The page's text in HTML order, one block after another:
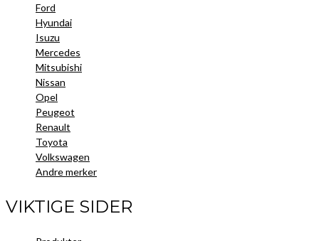
Ford
Hyundai
Isuzu
Mercedes
Mitsubishi
Nissan
Opel
Peugeot
Renault
Toyota
Volkswagen
Andre merker
VIKTIGE SIDER